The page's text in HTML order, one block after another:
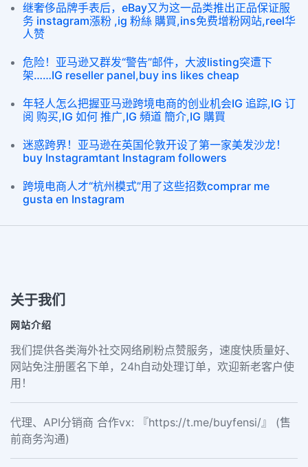
继奢侈品牌手表后，eBay又为这一品类推出正品保证服
务 instagram漲粉 ,ig 粉絲 購買,ins免费增粉网站,reel华
人赞
危险！亚马逊又群发“警告”邮件，大波listing突遭下
架……IG reseller panel,buy ins likes cheap
年轻人怎么把握亚马逊跨境电商的创业机会IG 追踪,IG 订
阅 购买,IG 如何 推广,IG 頻道 簡介,IG 購買
迷惑跨界！亚马逊在英国伦敦开设了第一家美发沙龙！
buy Instagramtant Instagram followers
跨境电商人才“杭州模式”用了这些招数comprar me
gusta en Instagram
关于我们
网站介绍
我们提供各类海外社交网络刷粉点赞服务，速度快质量好、
网站免注册匿名下单，24h自动处理订单，欢迎新老客户使
用！
代理、API分销商 合作vx: 『https://t.me/buyfensi/』 (售
前商务沟通)